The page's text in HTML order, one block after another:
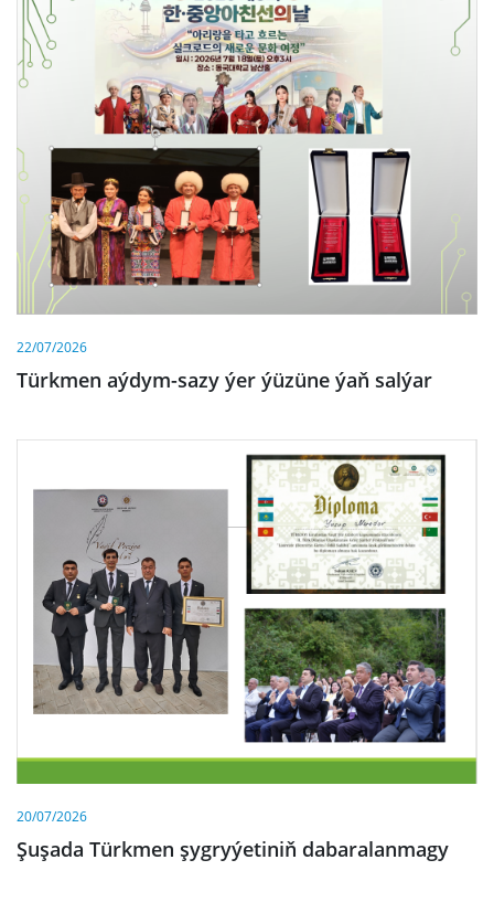
22/07/2026
Türkmen aýdym-sazy ýer ýüzüne ýaň salýar
20/07/2026
Şuşada Türkmen şygryýetiniň dabaralanmagy